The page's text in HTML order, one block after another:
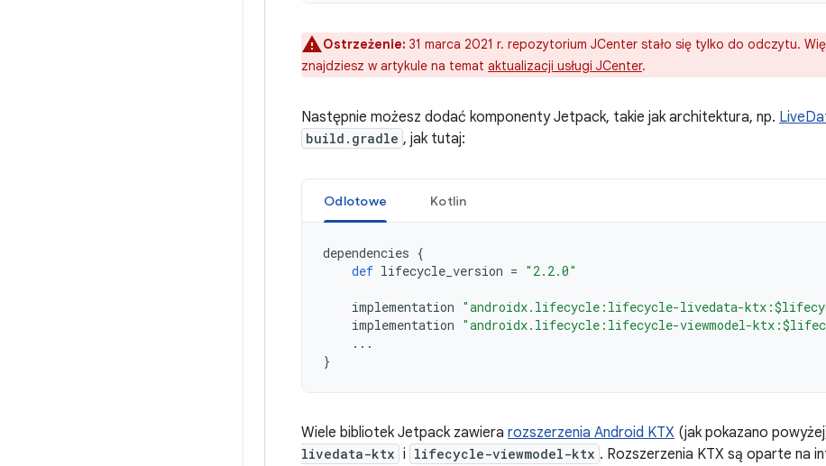
Ostrzeżenie: 31 marca 2021 r. repozytorium JCenter stało się tylko do odczytu.
znajdziesz w artykule na temat aktualizacji usługi JCenter.
Następnie możesz dodać komponenty Jetpack, takie jak architektura, np.
build.gradle , jak tutaj:
Odlotowe Kotlin
dependencies {
def lifecycle_version = "2.2.0"
implementation "androidx.lifecycle:lifecycle-livedata-
implementation "androidx.lifecycle:lifecycle-viewmodel-
...
}
Wiele bibliotek Jetpack zawiera rozszerzenia Android KTX (jak pokazano
livedata-ktx i lifecycle-viewmodel-ktx . Rozszerzenia KTX są oparte na